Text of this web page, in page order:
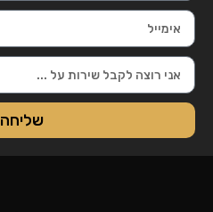
שליחה